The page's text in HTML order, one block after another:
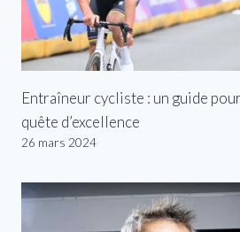
Entraîneur cycliste : un guide
quête d’excellence
26 mars 2024